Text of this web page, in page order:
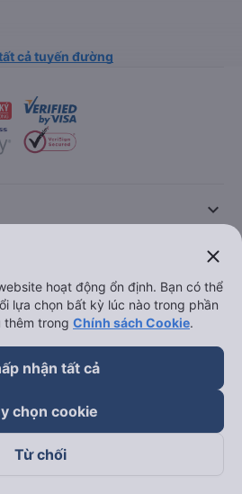
cả tuyến đường
keyboard_arrow_down
keyboard_arrow_down
keyboard_arrow_down
close
hoạt động ổn định. Bạn có thể
lựa chọn bất kỳ lúc nào trong phần
thêm trong Chính sách Cookie.
nhận tất cả
chọn cookie
Từ chối